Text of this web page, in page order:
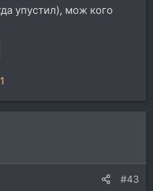
упустил), мож кого
#43